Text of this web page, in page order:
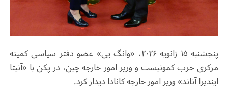
پنجشنبه ۱۵ ژانویه ۲۰۲۶، «وانگ یی» عضو دفتر سیاسی کمیته
مرکزی حزب کمونیست و وزیر امور خارجه چین، در پکن با «آنیتا
ایندیرا آناند» وزیر امور خارجه کانادا دیدار کرد.